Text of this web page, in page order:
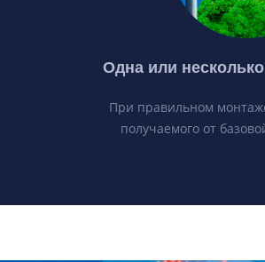
Одна или
При правильном
получаемого от